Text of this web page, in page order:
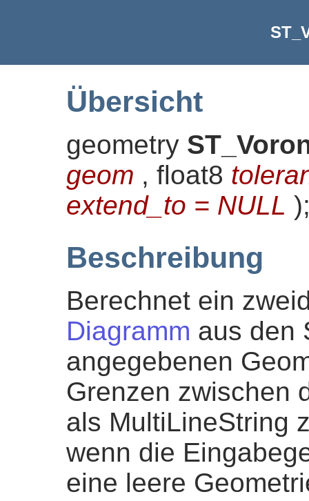
Übersicht
geometry
geom , float8
extend_to = NULL )
Beschreibung
Berechnet ein
Diagramm aus den
angegebenen
Grenzen zwischen
als MultiLineString
wenn die
eine leere